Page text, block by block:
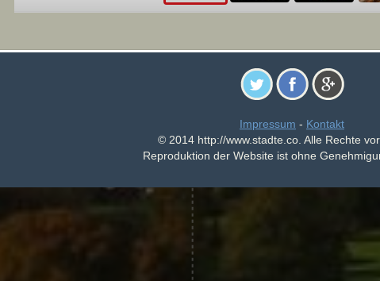
Impressum - Kontakt
© 2014 http://www.stadte.co. Alle Rechte
Reproduktion der Website ist ohne